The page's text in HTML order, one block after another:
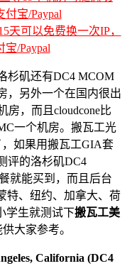
宝/Paypal
天可以免费换一次IP，
宝/Paypal
杉矶还有DC4 MCOM
，另外一个在国内很出
房，而且cloudcone比
一个机房。搬瓦工光
如果用搬瓦工GIA套
评的洛杉矶DC4
就能买到，而且后台
特、纽约、加拿大、荷
学生就测试下搬瓦工美
大家参考。
California (DC4